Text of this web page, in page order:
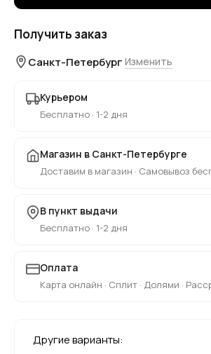
Получить заказ
Санкт-Петербург Изменить
Курьером
Бесплатно · 1-2 дня
Магазин в Санкт-Петербурге
Доставим в магазин · Самовывоз
В пункт выдачи
Бесплатно · 1-2 дня
Оплата
Карта онлайн · Сплит · Долями ·
Другие варианты: